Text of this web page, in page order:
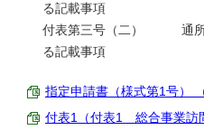
る記載事項
付表第三号（二） 通所
る記載事項
指定申請書（様式第1号）
付表1（付表1 総合事業訪